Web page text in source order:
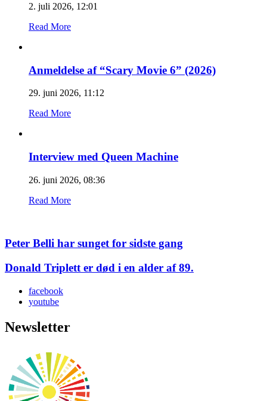
2. juli 2026, 12:01
Read More
Anmeldelse af “Scary Movie 6” (2026)
29. juni 2026, 11:12
Read More
Interview med Queen Machine
26. juni 2026, 08:36
Read More
Peter Belli har sunget for sidste gang
Donald Triplett er død i en alder af 89.
facebook
youtube
Newsletter